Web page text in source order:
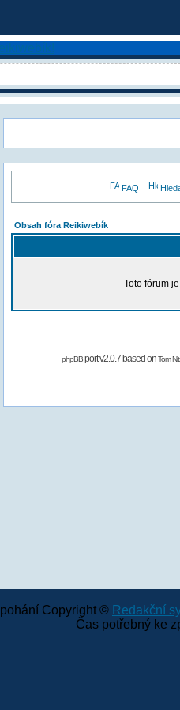
FAQ
Obsah fóra Reikiwebík
Toto fórum
phpBBport v2.0.7 based onTom
Copyright © Redakční
Čas potřebný ke